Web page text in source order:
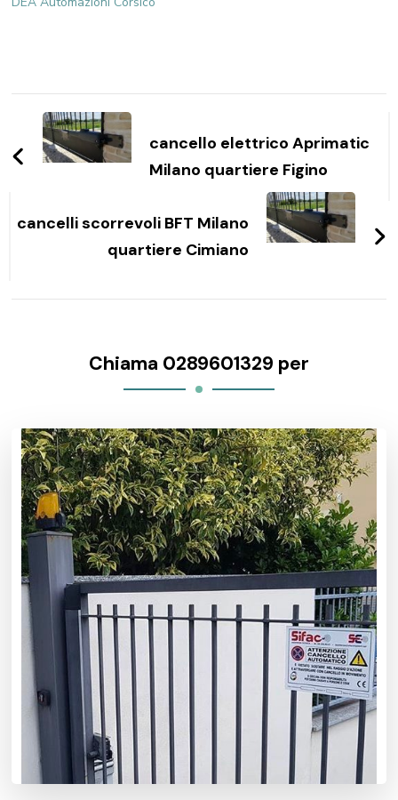
Navigazione
articoli
cancello elettrico Aprimatic
Milano quartiere Figino
cancelli scorrevoli BFT Milano
quartiere Cimiano
Chiama 0289601329 per